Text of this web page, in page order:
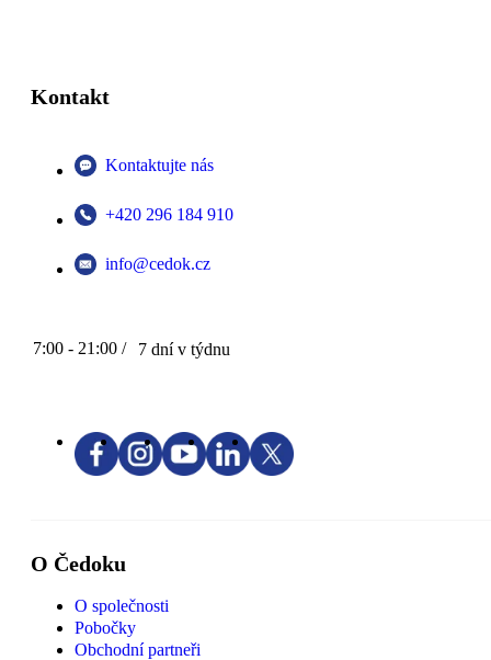
Kontakt
Kontaktujte nás
+420 296 184 910
info@cedok.cz
7:00 - 21:00 / 7 dní v týdnu
O Čedoku
O společnosti
Pobočky
Obchodní partneři